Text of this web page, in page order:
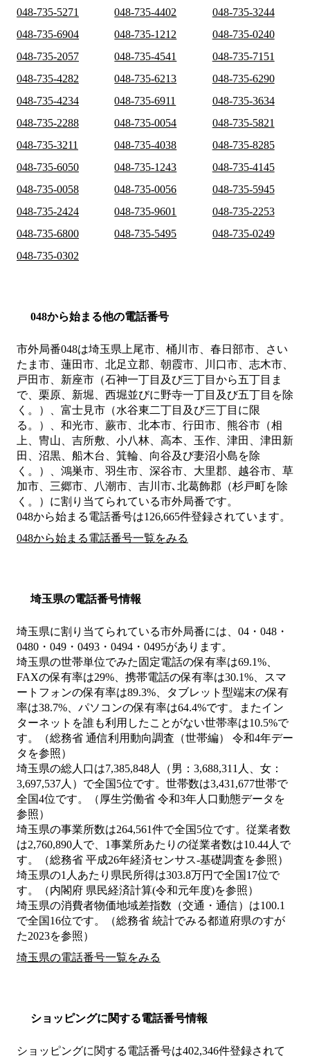
048-735-5271 048-735-4402
048-735-3244
048-735-6904
048-735-1212
048-735-0240
048-735-2057
048-735-4541
048-735-7151
048-735-4282
048-735-6213
048-735-6290
048-735-4234
048-735-6911
048-735-3634
048-735-2288
048-735-0054
048-735-5821
048-735-3211
048-735-4038
048-735-8285
048-735-6050
048-735-1243
048-735-4145
048-735-0058
048-735-0056
048-735-5945
048-735-2424
048-735-9601
048-735-2253
048-735-6800
048-735-5495
048-735-0249
048-735-0302
048から始まる他の電話番号
市外局番048は埼玉県上尾市、桶川市、春日部市、さい
たま市、蓮田市、北足立郡、朝霞市、川口市、志木市、
戸田市、新座市（石神一丁目及び三丁目から五丁目ま
で、栗原、新堀、西堀並びに野寺一丁目及び五丁目を除
く。）、富士見市（水谷東二丁目及び三丁目に限
る。）、和光市、蕨市、北本市、行田市、熊谷市（相
上、冑山、吉所敷、小八林、高本、玉作、津田、津田新
田、沼黒、船木台、箕輪、向谷及び妻沼小島を除
く。）、鴻巣市、羽生市、深谷市、大里郡、越谷市、草
加市、三郷市、八潮市、吉川市､北葛飾郡（杉戸町を除
く。） に割り当てられている市外局番です。
048から始まる電話番号は126,665件登録されています。
048から始まる電話番号一覧をみる
埼玉県の電話番号情報
埼玉県に割り当てられている市外局番には、04・048・
0480・049・0493・0494・0495があります。
埼玉県の世帯単位でみた固定電話の保有率は69.1%、
FAXの保有率は29%、携帯電話の保有率は30.1%、スマ
ートフォンの保有率は89.3%、タブレット型端末の保有
率は38.7%、パソコンの保有率は64.4%です。またイン
ターネットを誰も利用したことがない世帯率は10.5%で
す。（総務省 通信利用動向調査（世帯編） 令和4年デー
タを参照）
埼玉県の総人口は7,385,848人（男：3,688,311人、女：
3,697,537人）で全国5位です。世帯数は3,431,677世帯で
全国4位です。（厚生労働省 令和3年人口動態データを
参照）
埼玉県の事業所数は264,561件で全国5位です。従業者数
は2,760,890人で、1事業所あたりの従業者数は10.44人で
す。（総務省 平成26年経済センサス‐基礎調査を参照）
埼玉県の1人あたり県民所得は303.8万円で全国17位で
す。（内閣府 県民経済計算(令和元年度)を参照）
埼玉県の消費者物価地域差指数（交通・通信）は100.1
で全国16位です。（総務省 統計でみる都道府県のすが
た2023を参照）
埼玉県の電話番号一覧をみる
ショッピングに関する電話番号情報
ショッピングに関する電話番号は402,346件登録されて